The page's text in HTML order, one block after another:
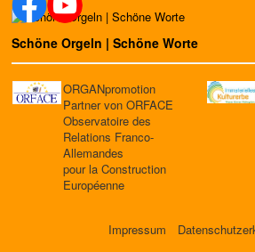
Schöne Orgeln | Schöne Worte
ORGANpromotion
Partner von ORFACE
Observatoire des
Relations Franco-
Allemandes
pour la Construction
Européenne
Impressum